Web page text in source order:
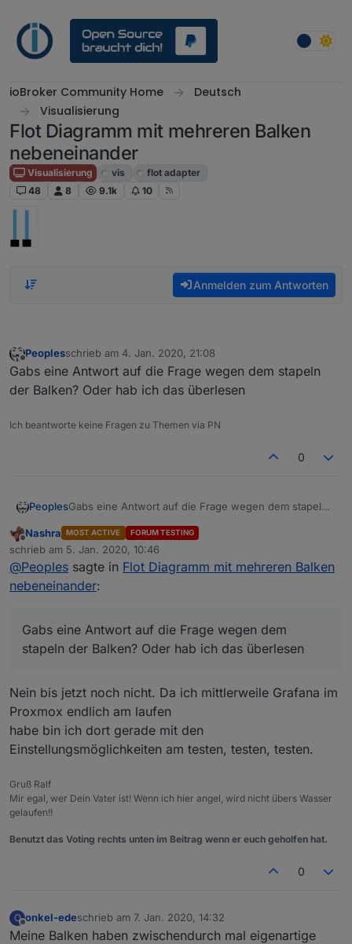
ioBroker Community Home
Deutsch
Visualisierung
Flot Diagramm mit mehreren Balken
nebeneinander
Visualisierung vis
flot adapter
48
8 9.1k 10
Anmelden zum Antworten
Offline
Peoplesschrieb am 4. Jan. 2020, 21:08
zuletzt editiert von
Gabs eine Antwort auf die Frage wegen dem stapeln
der Balken? Oder hab ich das überlesen
Ich beantworte keine Fragen zu Themen via PN
0
PeoplesGabs eine Antwort auf die Frage wegen dem stapeln
Offline
Nashra MOST ACTIVE FORUM TESTING
schrieb am 5. Jan. 2020, 10:46
zuletzt editiert von
@Peoples sagte in Flot Diagramm mit mehreren Balken
nebeneinander:
Gabs eine Antwort auf die Frage wegen dem
stapeln der Balken? Oder hab ich das überlesen
Nein bis jetzt noch nicht. Da ich mittlerweile Grafana im
Proxmox endlich am laufen
habe bin ich dort gerade mit den
Einstellungsmöglichkeiten am testen, testen, testen.
Gruß Ralf
Mir egal, wer Dein Vater ist! Wenn ich hier angel, wird nicht übers Wasser
gelaufen!!
Benutzt das Voting rechts unten im Beitrag wenn er euch geholfen hat.
0
O
Offline
onkel-edeschrieb am 7. Jan. 2020, 14:32
zuletzt editiert von
Meine Balken haben zwischendurch mal eigenartige